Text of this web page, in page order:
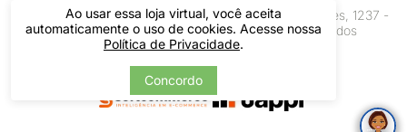
Ao usar essa loja virtual, você aceita
automaticamente o uso de cookies. Acesse nossa
Política de Privacidade.
Concordo
Pintos LTDA - 06.837.645/0001-60 - Rua Álvaro Mendes, 1237 -
Centro - Teresina/ PI - Todos os Direitos Reservados
Desenvolvido por: